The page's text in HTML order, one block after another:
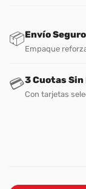
📦Envío Seguro
Empaque
💳3 Cuotas
Con tarjetas